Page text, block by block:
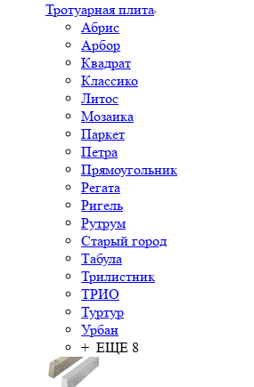
Тротуарная плита
Абрис
Арбор
Квадрат
Классико
Литос
Мозаика
Паркет
Петра
Прямоугольник
Регата
Ригель
Рутрум
Старый город
Табула
Трилистник
ТРИО
Туртур
Урбан
+ ЕЩЕ 8